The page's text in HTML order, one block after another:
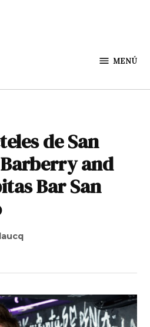
MENÚ
de San
and
Bar San